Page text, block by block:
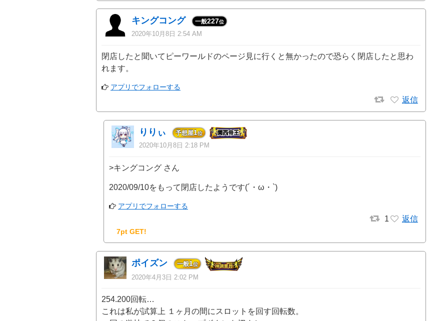
キングコング 一般227位
2020年10月8日 2:54 AM
閉店したと聞いてピーワールドのページ見に行くと無かったので恐らく閉店したと思わ
れます。
アプリでフォローする
返信
りりぃ 予想屋1位
2020年10月8日 2:18 PM
>キングコング さん
2020/09/10をもって閉店したようです(´・ω・`)
アプリでフォローする
1 返信
7pt GET!
ポイズン 一般1位
2020年4月3日 2:02 PM
254.200回転…
これは私が試算上 １ヶ月の間にスロットを回す回転数。